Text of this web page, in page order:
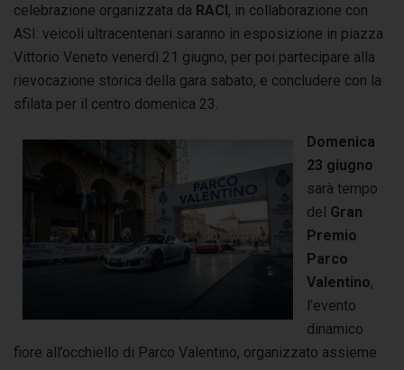
celebrazione organizzata da RACI, in collaborazione con
ASI: veicoli ultracentenari saranno in esposizione in piazza
Vittorio Veneto venerdì 21 giugno, per poi partecipare alla
rievocazione storica della gara sabato, e concludere con la
sfilata per il centro domenica 23.
Domenica
23 giugno
sarà tempo
del Gran
Premio
Parco
Valentino,
l’evento
dinamico
fiore all’occhiello di Parco Valentino, organizzato assieme